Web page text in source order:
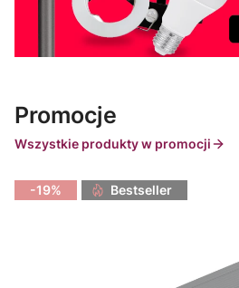
Promocje
Wszystkie produkty w promocji
-19% Bestseller